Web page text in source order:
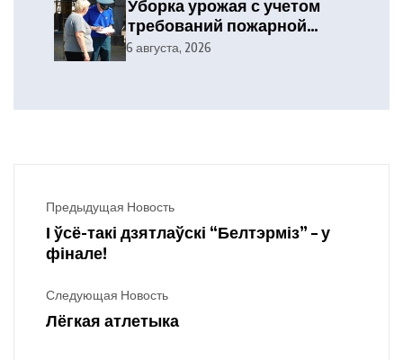
Уборка урожая с учетом
требований пожарной
безопасности
6 августа, 2026
Предыдущая Новость
І ўсё-такі дзятлаўскі “Белтэрміз” – у
фінале!
Следующая Новость
Лёгкая атлетыка